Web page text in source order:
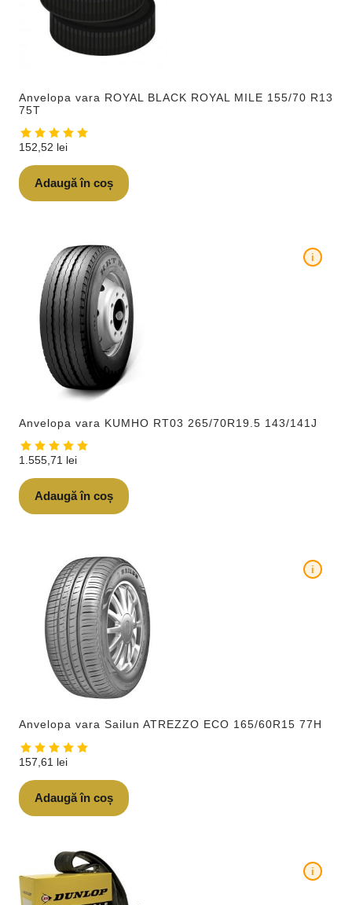
Anvelopa vara ROYAL BLACK ROYAL MILE 155/70 R13
75T
152,52 lei
Adaugă în coș
Anvelopa vara KUMHO RT03 265/70R19.5 143/141J
i
1.555,71 lei
Adaugă în coș
Anvelopa vara Sailun ATREZZO ECO 165/60R15 77H
i
157,61 lei
Adaugă în coș
i